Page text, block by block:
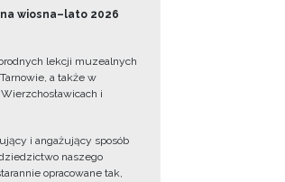
wiosna–lato 2026
lekcji muzealnych
a także w
i
i angażujący sposób
naszego
opracowane tak,